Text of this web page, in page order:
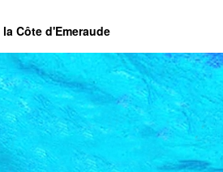
Côte d'Emeraude